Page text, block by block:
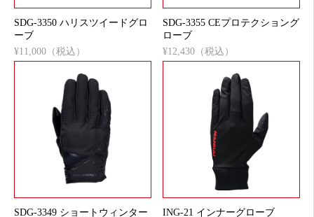
SDG-3350 ハリスツイードグロ
ーブ
¥11,000（税込）
SDG-3355 CEプロテクショング
ローブ
¥12,430（税込）
SDG-3349 ショートウィンター ING-21 インナーグローブ